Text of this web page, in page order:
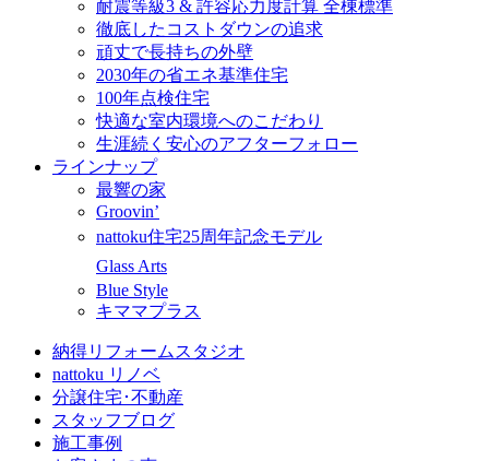
耐震等級3 & 許容応力度計算 全棟標準
徹底したコストダウンの追求
頑丈で長持ちの外壁
2030年の省エネ基準住宅
100年点検住宅
快適な室内環境へのこだわり
生涯続く安心のアフターフォロー
ラインナップ
最響の家
Groovin’
nattoku住宅25周年記念モデル
Glass Arts
Blue Style
キママプラス
納得リフォームスタジオ
nattoku リノベ
分譲住宅･不動産
スタッフブログ
施工事例